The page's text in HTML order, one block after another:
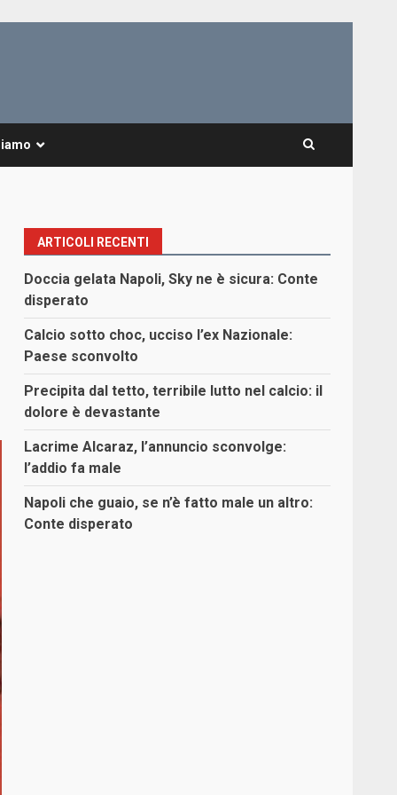
ARTICOLI RECENTI
Doccia gelata Napoli, Sky ne è sicura: Conte
disperato
Calcio sotto choc, ucciso l’ex Nazionale:
Paese sconvolto
Precipita dal tetto, terribile lutto nel calcio: il
dolore è devastante
Lacrime Alcaraz, l’annuncio sconvolge:
l’addio fa male
Napoli che guaio, se n’è fatto male un altro:
Conte disperato